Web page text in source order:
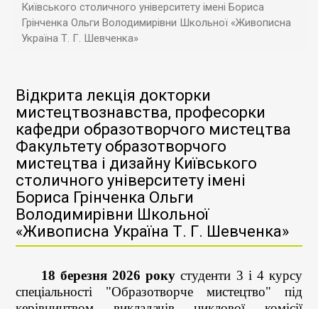
Київського столичного університету імені Бориса
Грінченка Ольги Володимирівни Школьної «Живописна
Україна Т. Г. Шевченка»
Відкрита лекція докторки
мистецтвознавства, професорки
кафедри образотворчого мистецтва
Факультету образотворчого
мистецтва і дизайну Київського
столичного університету імені
Бориса Грінченка Ольги
Володимирівни Школьної
«Живописна Україна Т. Г. Шевченка»
18 березня 2026 року студенти 3 і 4 курсу
спеціальності "Образотворче мистецтво" під